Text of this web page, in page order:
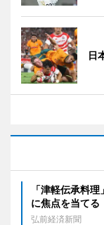
日
「津軽伝承料
に焦点を当てる
弘前経済新聞